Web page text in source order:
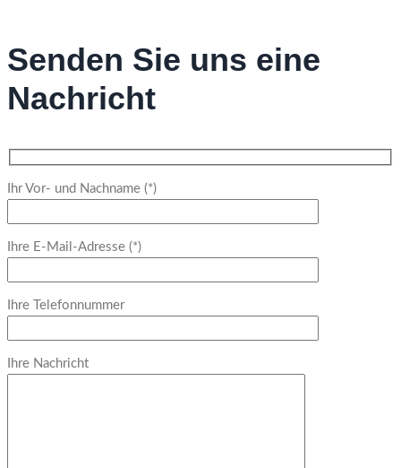
Senden Sie uns eine
Nachricht
Ihr Vor- und Nachname (*)
Ihre E-Mail-Adresse (*)
Ihre Telefonnummer
Ihre Nachricht